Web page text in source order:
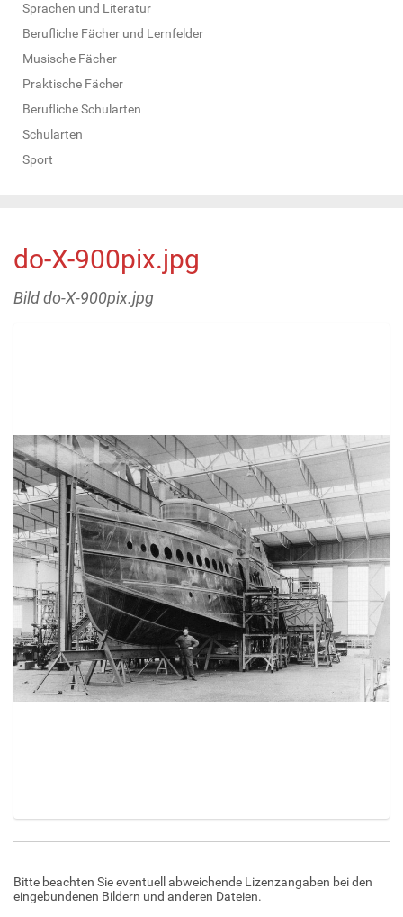
Sprachen und Literatur
Berufliche Fächer und Lernfelder
Musische Fächer
Praktische Fächer
Berufliche Schularten
Schularten
Sport
do-X-900pix.jpg
Bild do-X-900pix.jpg
e
g
e
Bitte beachten Sie eventuell abweichende Lizenzangaben bei den
eingebundenen Bildern und anderen Dateien.